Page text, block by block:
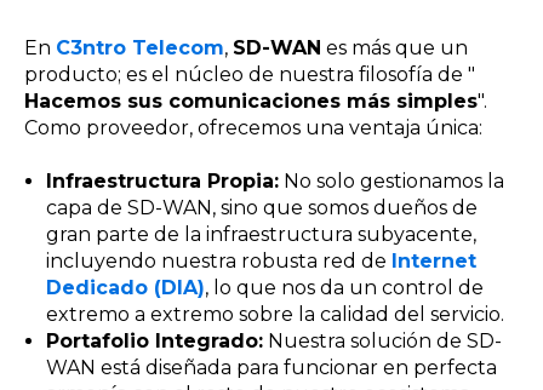
En C3ntro Telecom, SD-WAN es más que un
producto; es el núcleo de nuestra filosofía de "
Hacemos sus comunicaciones más simples".
Como proveedor, ofrecemos una ventaja única:
Infraestructura Propia:No solo gestionamos la
capa de SD-WAN, sino que somos dueños de
gran parte de la infraestructura subyacente,
incluyendo nuestra robusta red de Internet
Dedicado (DIA), lo que nos da un control de
extremo a extremo sobre la calidad del servicio.
Portafolio Integrado:Nuestra solución de SD-
WAN está diseñada para funcionar en perfecta